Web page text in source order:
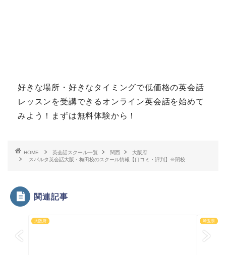
好きな場所・好きなタイミングで低価格の英会話
レッスンを受講できるオンライン英会話を始めて
みよう！まずは無料体験から！
HOME 英会話スクール一覧 関西
大阪府
スパルタ英会話大阪・梅田校のスクール情報【口コミ・評判】※閉校
関連記事
大阪府 埼玉県